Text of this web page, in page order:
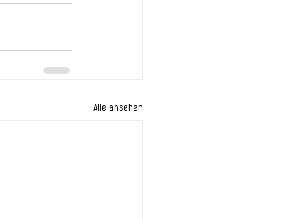
Alle ansehen